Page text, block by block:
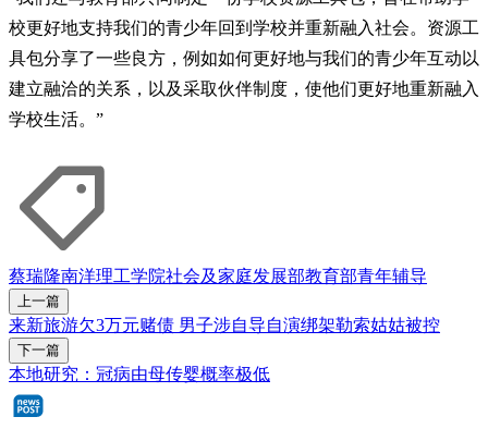
校更好地支持我们的青少年回到学校并重新融入社会。资源工
具包分享了一些良方，例如如何更好地与我们的青少年互动以
建立融洽的关系，以及采取伙伴制度，使他们更好地重新融入
学校生活。”
蔡瑞隆南洋理工学院社会及家庭发展部教育部青年辅导
上一篇
来新旅游欠3万元赌债 男子涉自导自演绑架勒索姑姑被控
下一篇
本地研究：冠病由母传婴概率极低